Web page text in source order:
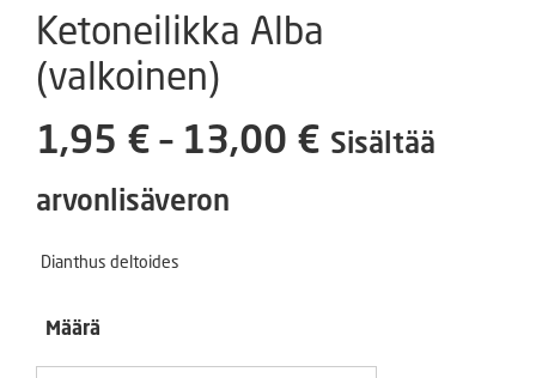
Ketoneilikka Alba
(valkoinen)
1,95 € – 13,00 € Sisältää
arvonlisäveron
Dianthus deltoides
Määrä